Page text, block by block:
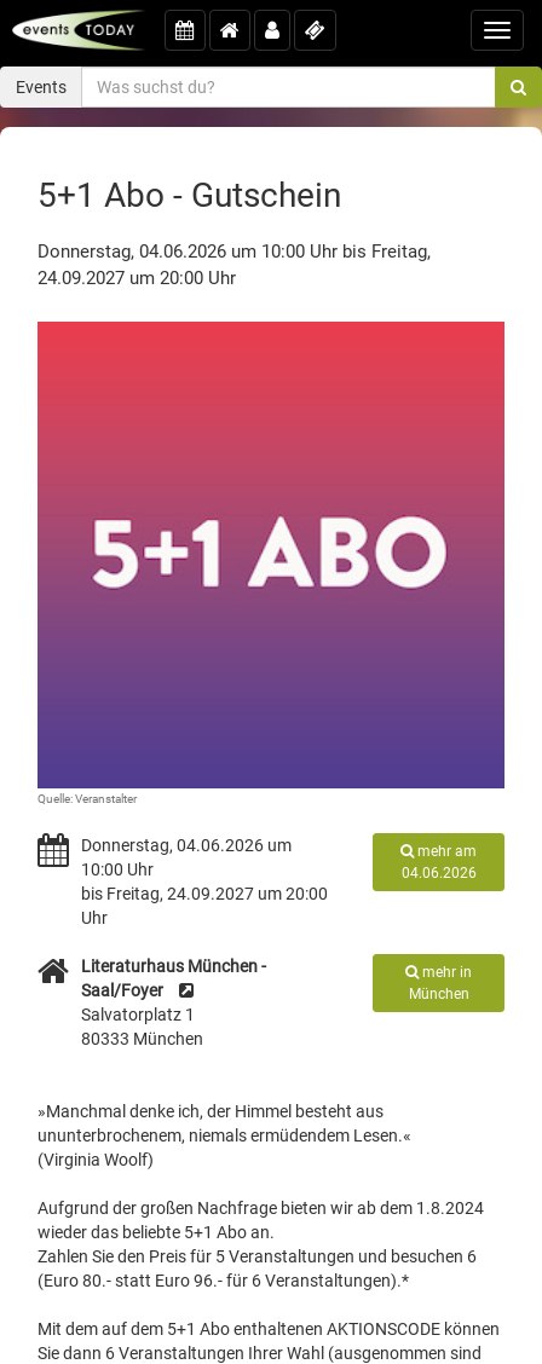
Events
5+1 Abo - Gutschein
Donnerstag, 04.06.2026 um 10:00 Uhr bis Freitag,
24.09.2027 um 20:00 Uhr
Quelle: Veranstalter
Donnerstag, 04.06.2026 um
10:00 Uhr
bis Freitag, 24.09.2027 um 20:00
Uhr
mehr am
04.06.2026
Literaturhaus München -
Saal/Foyer
Salvatorplatz 1
80333 München
mehr in
München
»Manchmal denke ich, der Himmel besteht aus
ununterbrochenem, niemals ermüdendem Lesen.«
(Virginia Woolf)
Aufgrund der großen Nachfrage bieten wir ab dem 1.8.2024
wieder das beliebte 5+1 Abo an.
Zahlen Sie den Preis für 5 Veranstaltungen und besuchen 6
(Euro 80.- statt Euro 96.- für 6 Veranstaltungen).*
Mit dem auf dem 5+1 Abo enthaltenen AKTIONSCODE können
Sie dann 6 Veranstaltungen Ihrer Wahl (ausgenommen sind